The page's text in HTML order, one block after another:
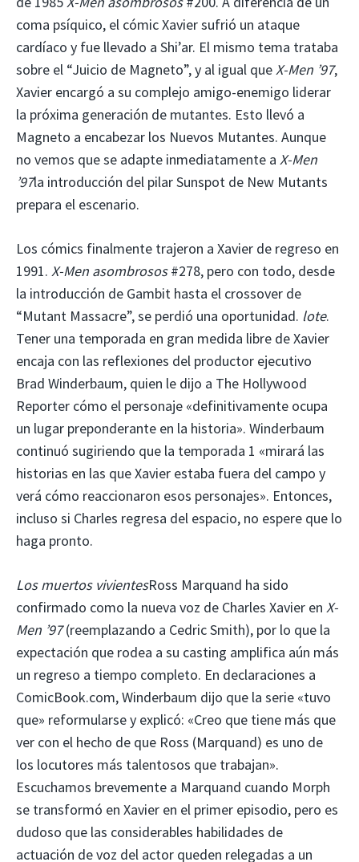
coma psíquico, el cómic Xavier sufrió un ataque
cardíaco y fue llevado a Shi’ar. El mismo tema trataba
sobre el “Juicio de Magneto”, y al igual queX-Men ’97,
Xavier encargó a su complejo amigo-enemigo liderar
la próxima generación de mutantes. Esto llevó a
Magneto a encabezar los Nuevos Mutantes. Aunque
no vemos que se adapte inmediatamente a X-Men
’97la introducción del pilar Sunspot de New Mutants
prepara el escenario.
Los cómics finalmente trajeron a Xavier de regreso en
1991. X-Men asombrosos#278, pero con todo, desde
la introducción de Gambit hasta el crossover de
“Mutant Massacre”, se perdió una oportunidad. lote.
Tener una temporada en gran medida libre de Xavier
encaja con las reflexiones del productor ejecutivo
Brad Winderbaum, quien le dijo a The Hollywood
Reporter cómo el personaje «definitivamente ocupa
un lugar preponderante en la historia». Winderbaum
continuó sugiriendo que la temporada 1 «mirará las
historias en las que Xavier estaba fuera del campo y
verá cómo reaccionaron esos personajes». Entonces,
incluso si Charles regresa del espacio, no espere que lo
haga pronto.
Los muertos vivientesRoss Marquand ha sido
confirmado como la nueva voz de Charles Xavier en X-
Men ’97(reemplazando a Cedric Smith), por lo que la
expectación que rodea a su casting amplifica aún más
un regreso a tiempo completo. En declaraciones a
ComicBook.com, Winderbaum dijo que la serie «tuvo
que» reformularse y explicó: «Creo que tiene más que
ver con el hecho de que Ross (Marquand) es uno de
los locutores más talentosos que trabajan».
Escuchamos brevemente a Marquand cuando Morph
se transformó en Xavier en el primer episodio, pero es
dudoso que las considerables habilidades de
actuación de voz del actor queden relegadas a un